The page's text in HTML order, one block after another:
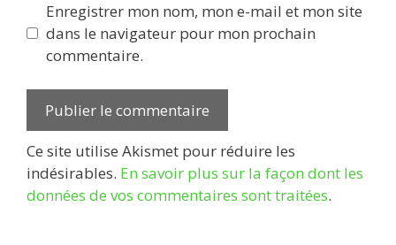
Enregistrer mon nom, mon e-mail et mon site
dans le navigateur pour mon prochain
commentaire.
Ce site utilise Akismet pour réduire les
indésirables. En savoir plus sur la façon dont les
données de vos commentaires sont traitées.